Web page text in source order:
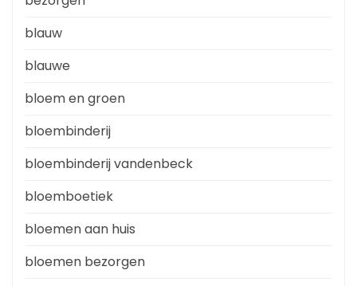
blauw
blauwe
bloem en groen
bloembinderij
bloembinderij vandenbeck
bloemboetiek
bloemen aan huis
bloemen bezorgen